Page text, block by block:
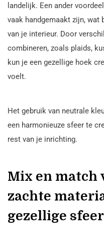
landelijk. Een ander
vaak handgemaakt zijn, wat
van je interieur. Door
combineren, zoals plaids,
kun je een gezellige hoek
voelt.
Het gebruik van neutrale
een harmonieuze sfeer te
rest van je inrichting.
Mix en match
zachte
gezellige sfeer